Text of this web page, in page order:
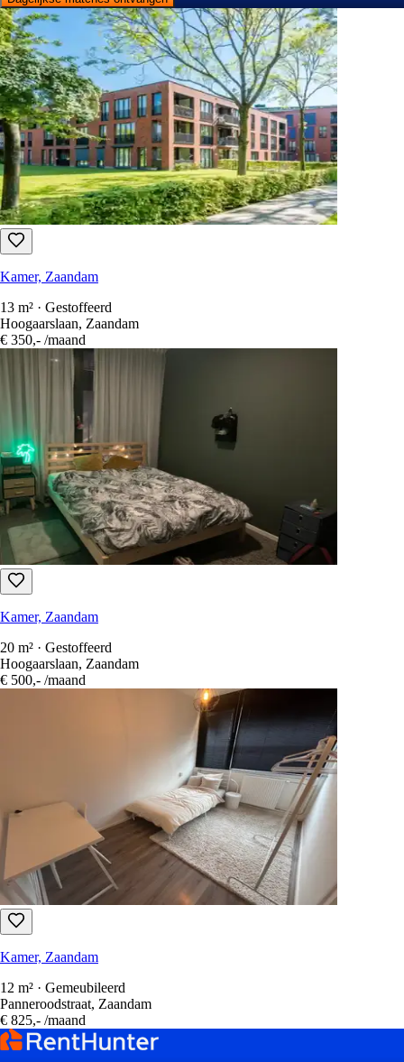
Kamer, Zaandam
13 m² · Gestoffeerd
Hoogaarslaan, Zaandam
€ 350,- /maand
Kamer, Zaandam
20 m² · Gestoffeerd
Hoogaarslaan, Zaandam
€ 500,- /maand
Kamer, Zaandam
12 m² · Gemeubileerd
Panneroodstraat, Zaandam
€ 825,- /maand